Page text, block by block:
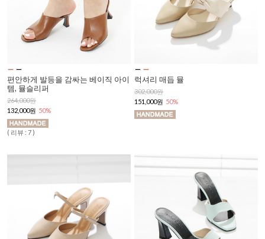
편안하게 발등을 감싸는 베이직 아이
템, 뮬슬리퍼
264,000원
132,000원 50%
( 리뷰 : 7 )
럭셔리 매듭 뮬
302,000원
151,000원 50%